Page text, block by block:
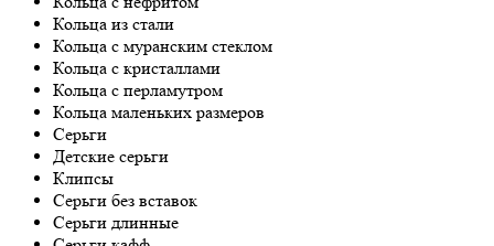
Кольца из стали
Кольца с муранским стеклом
Кольца с кристаллами
Кольца с перламутром
Кольца маленьких размеров
Серьги
Детские серьги
Клипсы
Серьги без вставок
Серьги длинные